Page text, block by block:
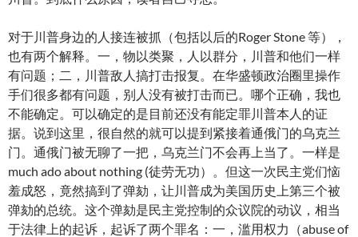
对于川普身边的人接连被抓（包括以后的Roger Stone 等），
也有两个解释。一，物以类聚，人以群分，川普和他们一样
有问题；二，川普敌人搞打击报复。在华盛顿政治圈里操作
手们很多都有问题，别人没有被打击而已。哪个正确，我也
不能确定。可以确定的是目前还没有能定罪川普本人的证
据。说到这里，很自然的就可以提到紧接着通俄门的乌克兰
门。通俄门被无聊了一把，乌克兰门不会再上当了。一样是
much ado about nothing (徒劳无功）。但这一次民主党们恼
羞成怒，竟然搞到了弹劾，让川普成为美国历史上第三个被
弹劾的总统。这个弹劾是民主党控制的众议院的动议，相当
于法律上的起诉，起诉了两个罪名：一，滥用权力（abuse of